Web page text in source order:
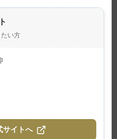
ばざる人生が、遠く遙
あろう。このことは、
ろうか。
「着眼大局、着手小
たという。意味すると
ということであろう。
い方
サイトへ